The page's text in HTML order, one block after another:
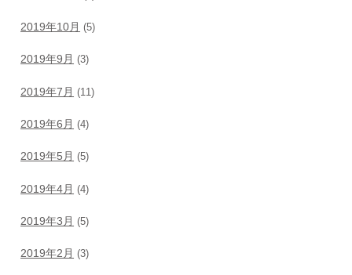
2019年10月 (5)
2019年9月 (3)
2019年7月 (11)
2019年6月 (4)
2019年5月 (5)
2019年4月 (4)
2019年3月 (5)
2019年2月 (3)